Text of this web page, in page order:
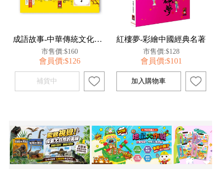
成語故事-中華傳統文化啟蒙讀本
市售價:$160
會員價:$126
紅樓夢-彩繪中國經典名著
市售價:$128
會員價:$101